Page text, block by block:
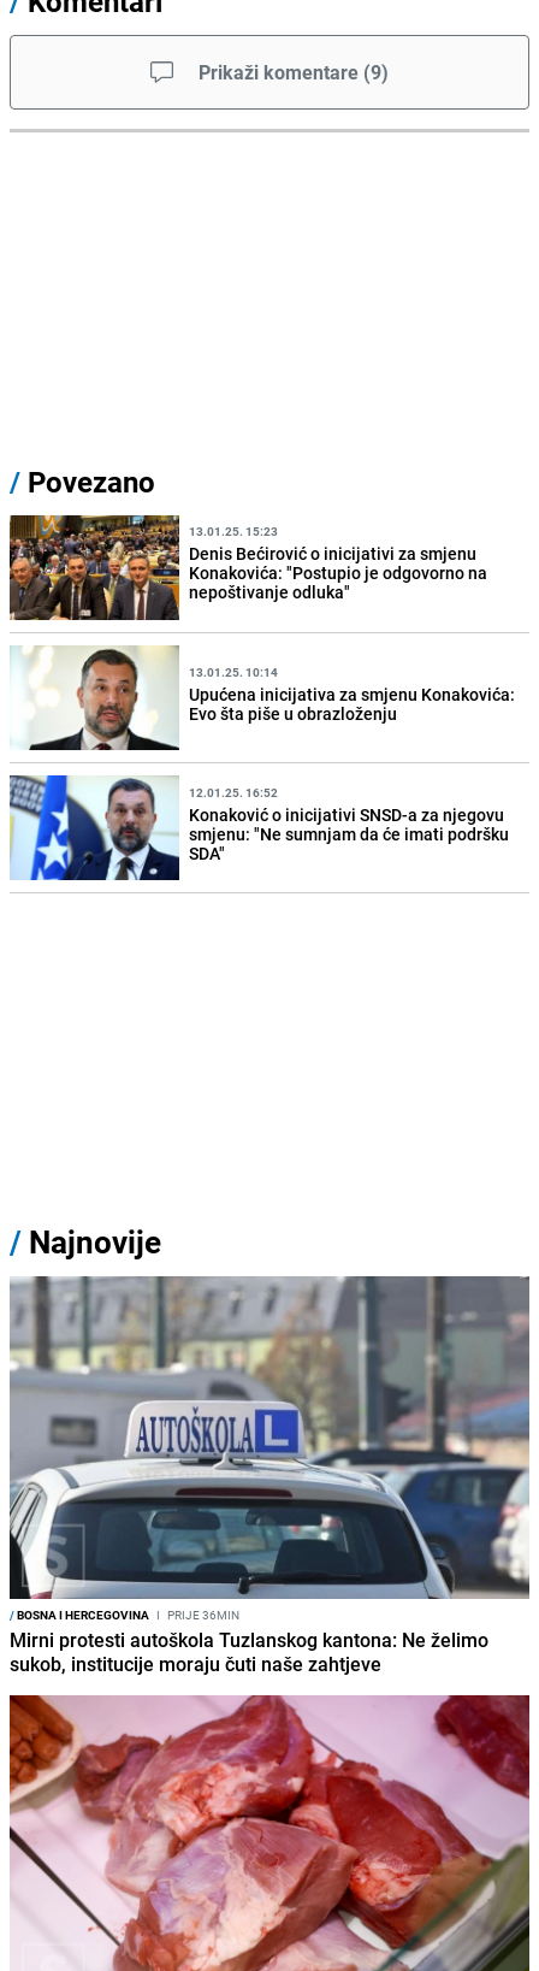
Prikaži komentare (9)
/ Povezano
13.01.25. 15:23
Denis Bećirović o inicijativi za smjenu
Konakovića: "Postupio je odgovorno na
nepoštivanje odluka"
13.01.25. 10:14
Upućena inicijativa za smjenu Konakovića:
Evo šta piše u obrazloženju
12.01.25. 16:52
Konaković o inicijativi SNSD-a za njegovu
smjenu: "Ne sumnjam da će imati podršku
SDA"
/ Najnovije
/BOSNA I HERCEGOVINA I PRIJE 36MIN
Mirni protesti autoškola Tuzlanskog kantona: Ne želimo
sukob, institucije moraju čuti naše zahtjeve